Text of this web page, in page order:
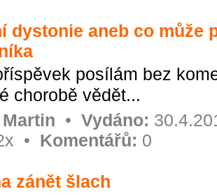
dystonie aneb co může
posílám bez
chorobě vědět...
Martin • Vydáno:
• Komentářů: 0
zánět šlach